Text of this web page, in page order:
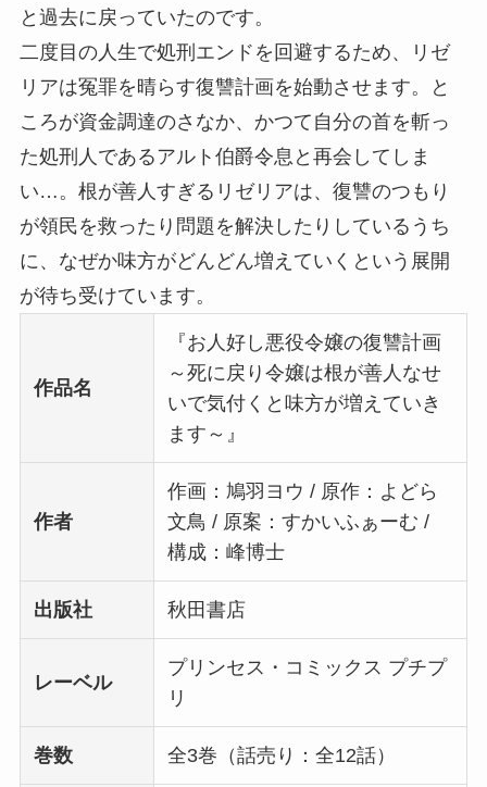
と過去に戻っていたのです。
二度目の人生で処刑エンドを回避するため、リゼ
リアは冤罪を晴らす復讐計画を始動させます。と
ころが資金調達のさなか、かつて自分の首を斬っ
た処刑人であるアルト伯爵令息と再会してしま
い…。根が善人すぎるリゼリアは、復讐のつもり
が領民を救ったり問題を解決したりしているうち
に、なぜか味方がどんどん増えていくという展開
が待ち受けています。
作品名
『お人好し悪役令嬢の復讐計画
～死に戻り令嬢は根が善人なせ
いで気付くと味方が増えていき
ます～』
作者
作画：鳩羽ヨウ / 原作：よどら
文鳥 / 原案：すかいふぁーむ /
構成：峰博士
出版社 秋田書店
レーベル
プリンセス・コミックス プチプ
リ
巻数 全3巻（話売り：全12話）